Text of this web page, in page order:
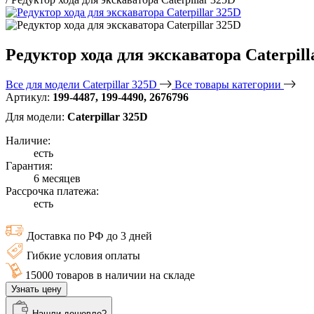
Редуктор хода для экскаватора
Все для модели Caterpillar 325D
Все товары категории
Артикул: 199-4487, 199-4490, 2676796
Для модели: Caterpillar 325D
Наличие:
есть
Гарантия:
6 месяцев
Рассрочка платежа:
есть
Доставка по РФ до 3 дней
Гибкие условия оплаты
15000 товаров в наличии на складе
Узнать цену